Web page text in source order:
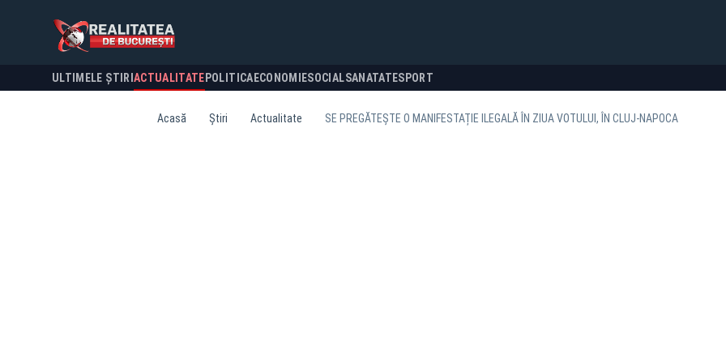
ULTIMELE ȘTIRI ACTUALITATE POLITICA ECONOMIESOCIALSANATATESPORT
Acasă Știri Actualitate SE PREGĂTEȘTE O MANIFESTAȚIE ILEGALĂ ÎN ZIUA VOTULUI, ÎN CLUJ-NAPOCA